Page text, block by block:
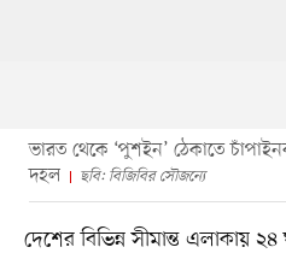
ভারত থেকে ‘পুশইন’ ঠেকাতে
দহল
ছবি: বিজিবির সৌজন্যে
দেশের বিভিন্ন সীমান্ত এলাকায় ২৪